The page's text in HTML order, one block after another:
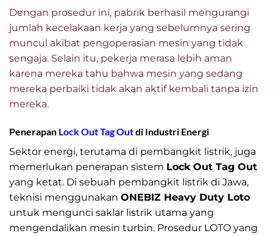
Dengan prosedur ini, pabrik berhasil mengurangi
jumlah kecelakaan kerja yang sebelumnya sering
muncul akibat pengoperasian mesin yang tidak
sengaja. Selain itu, pekerja merasa lebih aman
karena mereka tahu bahwa mesin yang sedang
mereka perbaiki tidak akan aktif kembali tanpa izin
mereka.
Penerapan Lock Out Tag Outdi Industri Energi
Sektor energi, terutama di pembangkit listrik, juga
memerlukan penerapan sistem Lock Out Tag Out
yang ketat. Di sebuah pembangkit listrik di Jawa,
teknisi menggunakan ONEBIZ Heavy Duty Loto
untuk mengunci saklar listrik utama yang
mengendalikan mesin turbin. Prosedur LOTO yang